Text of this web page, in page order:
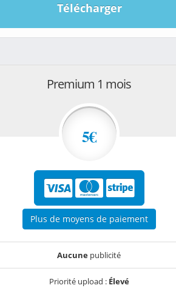
Télécharger
Premium 1 mois
5€
Plus de moyens de paiement
Aucune publicité
Priorité upload : Élevé